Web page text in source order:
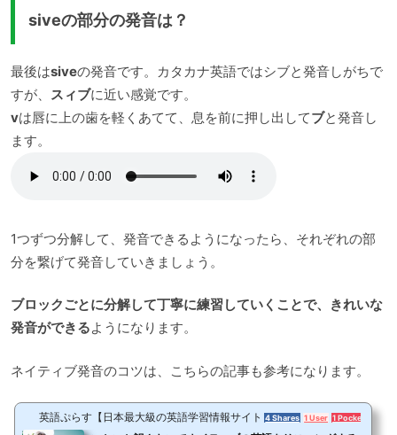
siveの部分の発音は？
最後はsiveの発音です。カタカナ英語ではシブと発音しがちで
すが、 スィブに近い感覚です。
vは唇に上の歯を軽くあてて、息を前に押し出してブと発音し
ます。
1つずつ分解して、発音できるようになったら、それぞれの部
分を繋げて発音していきましょう。
ブロックごとに分解して丁寧に練習していくことで、きれいな
発音ができるようになります。
ネイティブ発音のコツは、こちらの記事も参考になります。
英語ぷらす【日本最大級の英語学習情報サイト】4 Shares 1 User 1 Pocket